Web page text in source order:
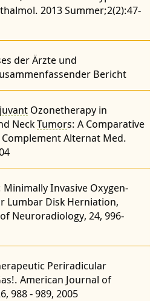
2013 Summer;2(2):47-
der Ärzte und
Bericht
Ozonetherapy in
NeckTumors: A Comparative
Complement Alternat Med.
Minimally Invasive Oxygen-
Lumbar Disk Herniation,
Neuroradiology, 24, 996-
Periradicular
American Journal of
988 - 989, 2005